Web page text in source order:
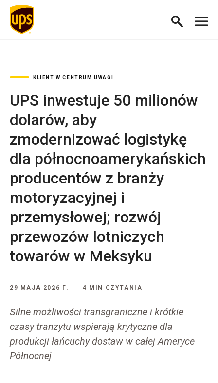
KLIENT W CENTRUM UWAGI
UPS inwestuje 50 milionów
dolarów, aby
zmodernizować logistykę
dla północnoamerykańskich
producentów z branży
motoryzacyjnej i
przemysłowej; rozwój
przewozów lotniczych
towarów w Meksyku
29 MAJA 2026 Г. 4 MIN CZYTANIA
Silne możliwości transgraniczne i krótkie
czasy tranzytu wspierają krytyczne dla
produkcji łańcuchy dostaw w całej Ameryce
Północnej